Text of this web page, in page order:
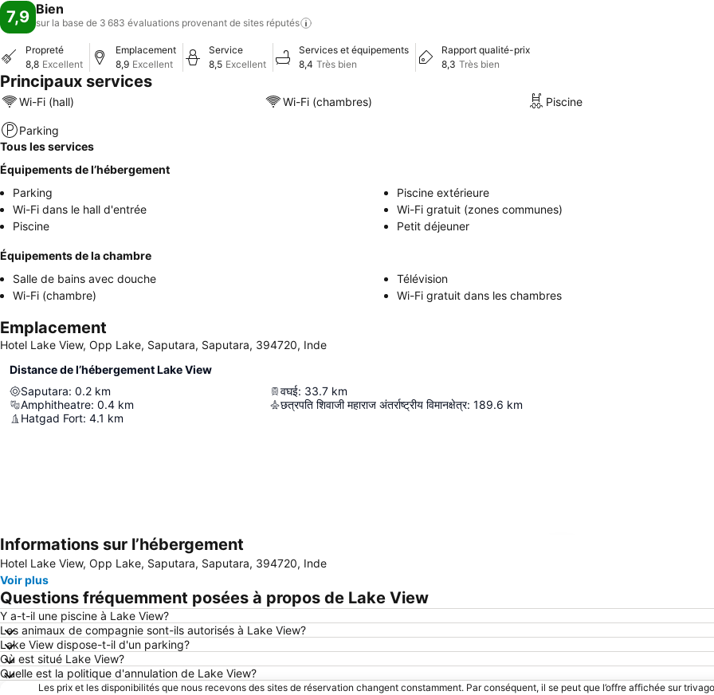
7,9 Bien
sur la base de 3 683 évaluations provenant de sites réputés
Propreté
8,8 Excellent
Emplacement
8,9 Excellent
Service
8,5 Excellent
Services et équipements
8,4 Très bien
Rapport qualité-prix
8,3 Très bien
Principaux services
Wi-Fi (hall) Wi-Fi (chambres) Piscine
Parking
Tous les services
Équipements de l’hébergement
Parking
Piscine extérieure
Wi-Fi dans le hall d'entrée
Wi-Fi gratuit (zones communes)
Piscine
Petit déjeuner
Équipements de la chambre
Salle de bains avec douche
Télévision
Wi-Fi (chambre)
Wi-Fi gratuit dans les chambres
Emplacement
Hotel Lake View, Opp Lake, Saputara, Saputara, 394720, Inde
Distance de l’hébergement Lake View
Saputara: 0.2 km
Amphitheatre: 0.4 km
Hatgad Fort: 4.1 km
वघई: 33.7 km
छत्रपति शिवाजी महाराज अंतर्राष्ट्रीय विमानक्षेत्र: 189.6 km
Informations sur l’hébergement
Hotel Lake View, Opp Lake, Saputara, Saputara, 394720, Inde
Voir plus
Questions fréquemment posées à propos de Lake View
Y a-t-il une piscine à Lake View?
Les animaux de compagnie sont-ils autorisés à Lake View?
Lake View dispose-t-il d'un parking?
Où est situé Lake View?
Quelle est la politique d'annulation de Lake View?
Les prix et les disponibilités que nous recevons des sites de réservation changent constamment. Par conséquent, il se peut que l’offre affichée sur